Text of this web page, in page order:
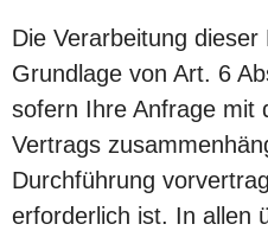
Die Verarbeitung
Grundlage von Art. 6
sofern Ihre Anfrage mit
Vertrags
Durchführung
erforderlich ist. In allen